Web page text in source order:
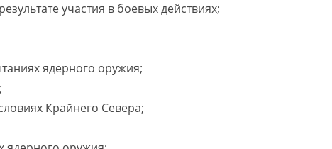
участия в боевых действиях;
ядерного оружия;
Крайнего Севера;